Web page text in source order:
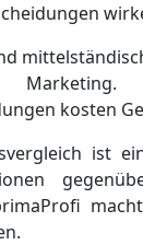
kosten
ist